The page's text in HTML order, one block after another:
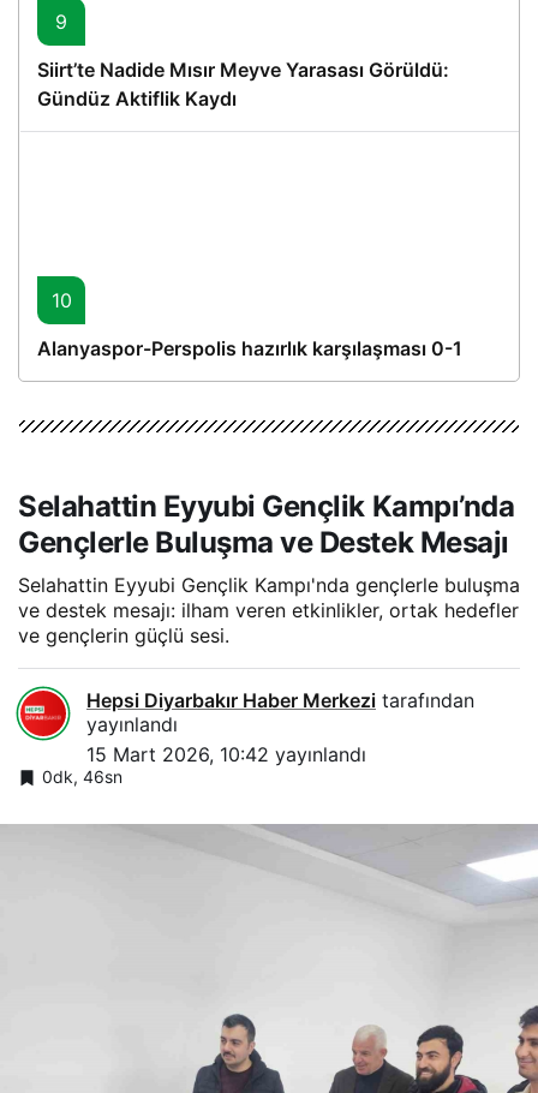
9
Siirt’te Nadide Mısır Meyve Yarasası Görüldü:
Gündüz Aktiflik Kaydı
10
Alanyaspor-Perspolis hazırlık karşılaşması 0-1
Selahattin Eyyubi Gençlik Kampı’nda
Gençlerle Buluşma ve Destek Mesajı
Selahattin Eyyubi Gençlik Kampı'nda gençlerle buluşma
ve destek mesajı: ilham veren etkinlikler, ortak hedefler
ve gençlerin güçlü sesi.
Hepsi Diyarbakır Haber Merkezi tarafından
yayınlandı
15 Mart 2026, 10:42 yayınlandı
0dk, 46sn